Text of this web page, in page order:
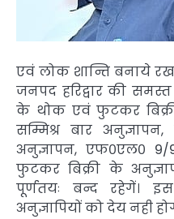
एवं लोक शान्ति बनाये
जनपद हरिद्वार की
के थोक एवं फुटकर
सम्मिश्र बार
अनुज्ञापन, एफ०एल०
फुटकर बिक्री के
पूर्णतयः बन्द रहेगें।
अनुज्ञापियों को देय नही